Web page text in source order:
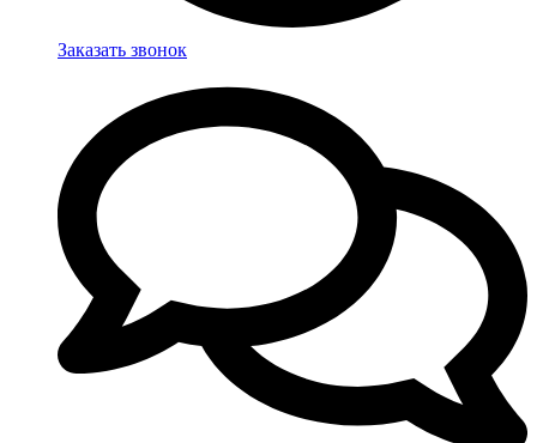
Заказать звонок